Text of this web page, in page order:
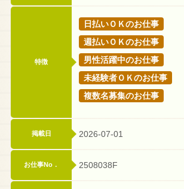
特徴
日払いＯＫのお仕事
週払いＯＫのお仕事
男性活躍中のお仕事
未経験者ＯＫのお仕事
複数名募集のお仕事
掲載日 2026-07-01
お仕事No． 2508038F